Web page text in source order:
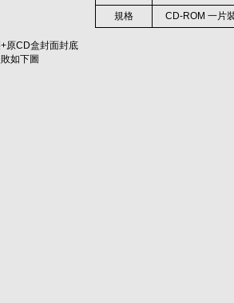
規格
CD-ROM 一片
原CD盒封面封底
如下圖